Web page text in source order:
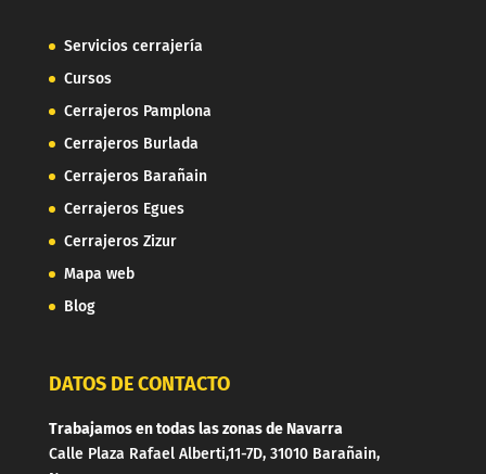
Servicios cerrajería
Cursos
Cerrajeros Pamplona
Cerrajeros Burlada
Cerrajeros Barañain
Cerrajeros Egues
Cerrajeros Zizur
Mapa web
Blog
DATOS DE CONTACTO
Trabajamos en todas las zonas de Navarra
Calle Plaza Rafael Alberti,11-7D, 31010 Barañain,